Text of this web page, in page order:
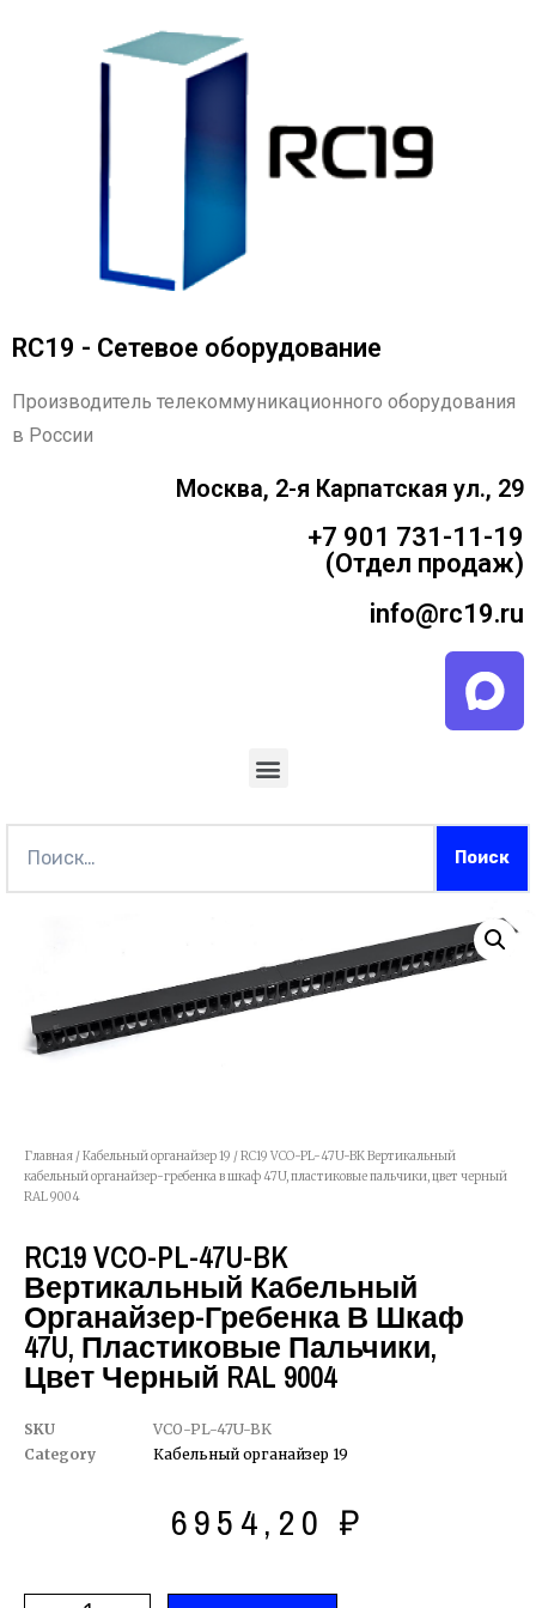
RC19 - Сетевое оборудование
Производитель телекоммуникационного оборудования
в России
Москва, 2-я Карпатская ул., 29
+7 901 731-11-19
(Отдел продаж)
info@rc19.ru
Главная /Кабельный органайзер 19 / RC19 VCO-PL-47U-BK Вертикальный
кабельный органайзер-гребенка в шкаф 47U, пластиковые пальчики, цвет черный
RAL 9004
RC19 VCO-PL-47U-BK
Вертикальный Кабельный
Органайзер-Гребенка В Шкаф
47U, Пластиковые Пальчики,
Цвет Черный RAL 9004
SKU
VCO-PL-47U-BK
Category
Кабельный органайзер 19
6954,20 ₽